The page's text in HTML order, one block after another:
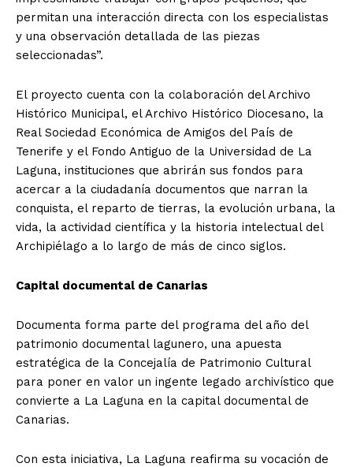
permitan una interacción directa con los especialistas
y una observación detallada de las piezas
seleccionadas”.
El proyecto cuenta con la colaboración del Archivo
Histórico Municipal, el Archivo Histórico Diocesano, la
Real Sociedad Económica de Amigos del País de
Tenerife y el Fondo Antiguo de la Universidad de La
Laguna, instituciones que abrirán sus fondos para
acercar a la ciudadanía documentos que narran la
conquista, el reparto de tierras, la evolución urbana, la
vida, la actividad científica y la historia intelectual del
Archipiélago a lo largo de más de cinco siglos.
Capital documental de Canarias
Documenta forma parte del programa del año del
patrimonio documental lagunero, una apuesta
estratégica de la Concejalía de Patrimonio Cultural
para poner en valor un ingente legado archivístico que
convierte a La Laguna en la capital documental de
Canarias.
Con esta iniciativa, La Laguna reafirma su vocación de